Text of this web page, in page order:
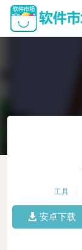
工具
安卓下载